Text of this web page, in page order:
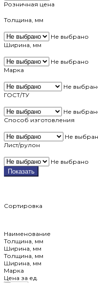
Розничная цена
Толщина, мм
Не выбрано
Ширина, мм
Не выбрано
Марка
Не
ГОСТ/ТУ
Не
Способ изготовления
Не
Лист/рулон
Не выбрано
Показать
Сортировка
Наименование
Толщина, мм
Ширина, мм
Толщина, мм
Ширина, мм
Марка
Цена за ед.